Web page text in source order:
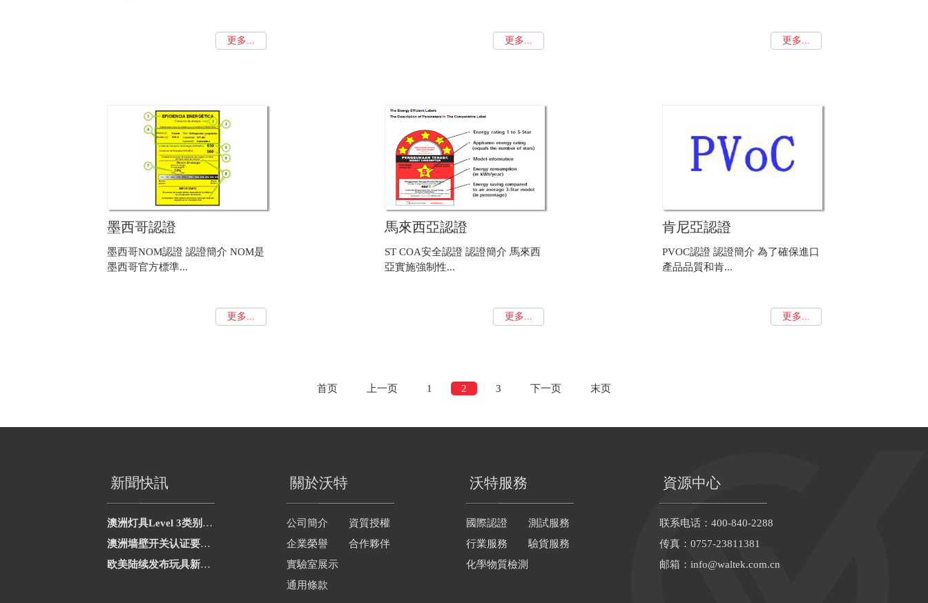
更多... 更多... 更多...
墨西哥認證
墨西哥NOM認證 認證簡介 NOM是
墨西哥官方標準...
更多...
馬來西亞認證
ST COA安全認證 認證簡介 馬來西
亞實施強制性...
更多...
肯尼亞認證
PVOC認證 認證簡介 為了確保進口
產品品質和肯...
更多...
首页 上一页 1 2 3 下一页 末页
新聞快訊
澳洲灯具Level 3类别新增2项
澳洲墙壁开关认证要求修订
欧美陆续发布玩具新要求
關於沃特
公司簡介
資質授權
企業榮譽
合作夥伴
實驗室展示
通用條款
沃特服務
國際認證
測試服務
行業服務
驗貨服務
化學物質檢測
資源中心
联系电话：400-840-2288
传真：0757-23811381
邮箱： info@waltek.com.cn